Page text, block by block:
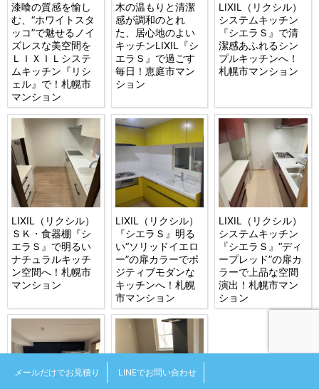
漆喰の質感を愉し
む、“ホワイトスタ
ッコ”で魅せるノイ
ズレスな美空間を
ＬＩＸＩＬシステ
ムキッチン『リシ
ェル』で！札幌市
マンション
木の温もりと清潔
感が調和のとれ
た、居心地のよい
キッチンLIXIL『シ
エラＳ』で過ごす
毎日！恵庭市マン
ション
LIXIL（リクシル）
システムキッチン
『シエラＳ』で清
潔感あふれるシン
プルキッチンへ！
札幌市マンション
LIXIL（リクシル）
ＳＫ・食器棚『シ
エラＳ』で明るい
ナチュラルキッチ
ン空間へ！札幌市
マンション
LIXIL（リクシル）
『シエラＳ』明る
い“ソリッドイエロ
ー”の扉カラーでポ
ジティブモダンな
キッチンへ！札幌
市マンション
LIXIL（リクシル）
システムキッチン
『シエラＳ』“ディ
ープレッド”の扉カ
ラーで上品な空間
演出！札幌市マン
ション
メールだけでお見積り LINEでお問い合わせ